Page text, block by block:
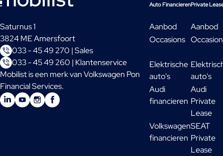
Saturnus 1
3824 ME Amersfoort
033 - 45 49 270 | Sales
033 - 45 49 260 | Klantenservice
Mobilist is een merk van Volkswagen Pon
Financial Services.
Auto Financieren
Aanbod
Occasions
Elektrische
auto's
Audi
financieren
Volkswagen
financieren
Private
Aanbod
auto's
Audi
Private
Lease
SEAT
Private
Lease